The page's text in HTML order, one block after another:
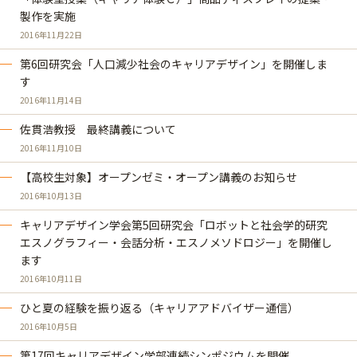
製作を実施
2016年11月22日
第6回研究会「人口減少社会のキャリアデザイン」を開催しま
す
2016年11月14日
佐貫浩教授 最終講義について
2016年11月10日
【高校生対象】オープンゼミ・オープン講義のお知らせ
2016年10月13日
キャリアデザイン学会第5回研究会「ロボットと社会学的研究
エスノグラフィー・会話分析・エスノメソドロジー」を開催し
ます
2016年10月11日
ひと夏の経験を振り返る（キャリアアドバイザー通信）
2016年10月5日